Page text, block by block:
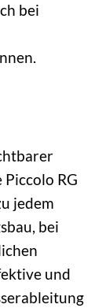
bei
RG
jedem
bei
und